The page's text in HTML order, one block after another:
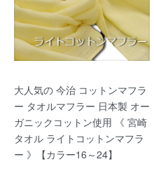
大人気の 今治 コットンマフラ
ー タオルマフラー 日本製 オー
ガニックコットン使用 《 宮崎
タオル ライトコットンマフラ
ー 》【カラー16～24】